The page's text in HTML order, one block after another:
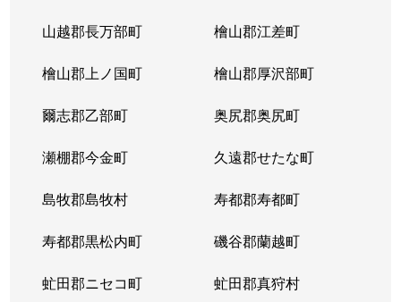
山越郡長万部町 檜山郡江差町
檜山郡上ノ国町 檜山郡厚沢部町
爾志郡乙部町 奥尻郡奥尻町
瀬棚郡今金町 久遠郡せたな町
島牧郡島牧村 寿都郡寿都町
寿都郡黒松内町 磯谷郡蘭越町
虻田郡ニセコ町 虻田郡真狩村